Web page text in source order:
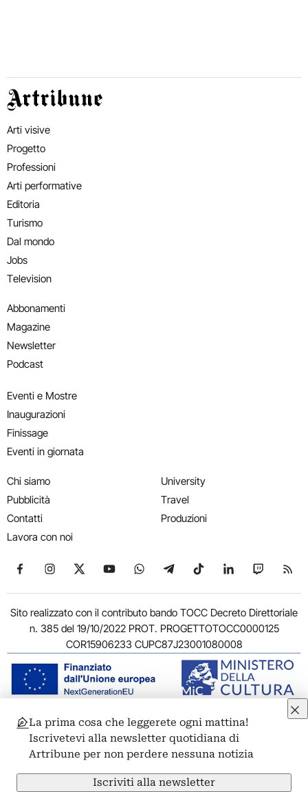
Artribune
Arti visive
Progetto
Professioni
Arti performative
Editoria
Turismo
Dal mondo
Jobs
Television
Abbonamenti
Magazine
Newsletter
Podcast
Eventi e Mostre
Inaugurazioni
Finissage
Eventi in giornata
Chi siamo
Pubblicità
Contatti
Lavora con noi
University
Travel
Produzioni
Seguici su Facebook
Seguici su Instagram
Seguici su X
Seguici su YouTube
Seguici su WhatsApp
Seguici su Telegram
Seguici su TikTok
Seguici su
Seguici
Sito realizzato con il contributo bando TOCC Decreto Direttoriale
n. 385 del 19/10/2022 PROT. PROGETTOTOCC0000125
COR15906233 CUPC87J23001080008
© 2011-2026 ARTRIBUNE srl – Corso Vittorio Emanuele II, 287 –
00186 Roma - P.I. 11381581005
Privacy: Responsabile della protezione dei dati personali
ARTRIBUNE srl – Corso Vittorio Emanuele II, 287 – 00186 Roma
La prima cosa che leggerete ogni mattina!
Iscrivetevi alla newsletter quotidiana di
Artribune per non perdere nessuna notizia
Iscriviti alla newsletter